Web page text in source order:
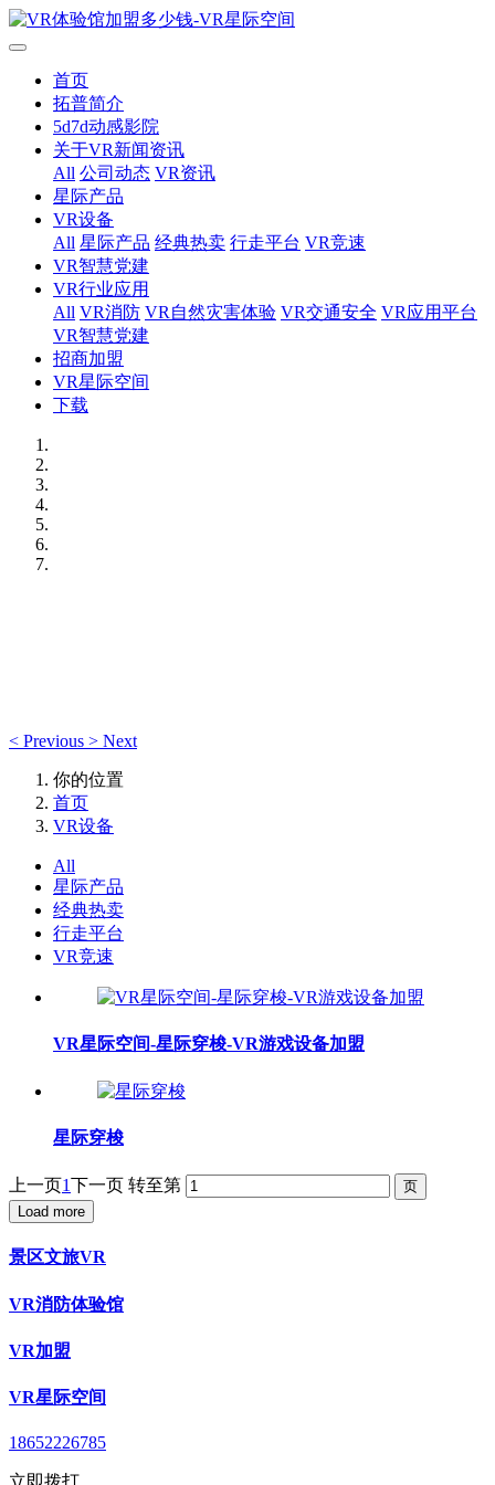
首页
拓普简介
5d7d动感影院
关于VR新闻资讯
All 公司动态 VR资讯
星际产品
VR设备
All 星际产品 经典热卖 行走平台 VR竞速
VR智慧党建
VR行业应用
All VR消防 VR自然灾害体验 VR交通安全 VR应用平台
VR智慧党建
招商加盟
VR星际空间
下载
< Previous > Next
你的位置
首页
VR设备
All
星际产品
经典热卖
行走平台
VR竞速
VR星际空间-星际穿梭-VR游戏设备加盟
星际穿梭
上一页1下一页 转至第
Load more
景区文旅VR
VR消防体验馆
VR加盟
VR星际空间
18652226785